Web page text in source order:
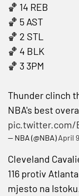
🏀 14 REB
🏀 5 AST
🏀 2 STL
🏀 4 BLK
🏀 3 3PM
Thunder clinch
NBA's best
pic.twitter.com/
— NBA (@NBA)April
Cleveland
116 protiv
mjesto na